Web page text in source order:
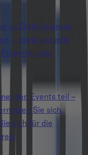
zu Digitalisierung,
– sowie aktuelle
und
Events teil –
Sie sich,
sich für die